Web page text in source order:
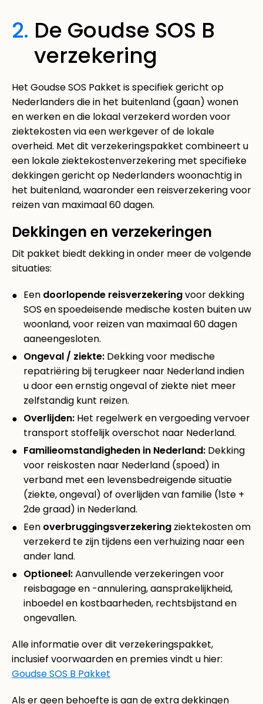
2. De Goudse SOS B
verzekering
Het Goudse SOS Pakket is specifiek gericht op
Nederlanders die in het buitenland (gaan) wonen
en werken en die lokaal verzekerd worden voor
ziektekosten via een werkgever of de lokale
overheid. Met dit verzekeringspakket combineert u
een lokale ziektekostenverzekering met specifieke
dekkingen gericht op Nederlanders woonachtig in
het buitenland, waaronder een reisverzekering voor
reizen van maximaal 60 dagen.
Dekkingen en verzekeringen
Dit pakket biedt dekking in onder meer de volgende
situaties:
Een doorlopende reisverzekeringvoor dekking
SOS en spoedeisende medische kosten buiten uw
woonland, voor reizen van maximaal 60 dagen
aaneengesloten.
Ongeval / ziekte: Dekking voor medische
repatriëring bij terugkeer naar Nederland indien
u door een ernstig ongeval of ziekte niet meer
zelfstandig kunt reizen.
Overlijden: Het regelwerk en vergoeding vervoer
transport stoffelijk overschot naar Nederland.
Familieomstandigheden in Nederland: Dekking
voor reiskosten naar Nederland (spoed) in
verband met een levensbedreigende situatie
(ziekte, ongeval) of overlijden van familie (1ste +
2de graad) in Nederland.
Een overbruggingsverzekering ziektekosten om
verzekerd te zijn tijdens een verhuizing naar een
ander land.
Optioneel:Aanvullende verzekeringen voor
reisbagage en -annulering, aansprakelijkheid,
inboedel en kostbaarheden, rechtsbijstand en
ongevallen.
Alle informatie over dit verzekeringspakket,
inclusief voorwaarden en premies vindt u hier:
Goudse SOS B Pakket
Als er geen behoefte is aan de extra dekkingen